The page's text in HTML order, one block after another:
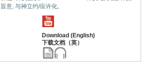
旨意, 与神立约/应许化,